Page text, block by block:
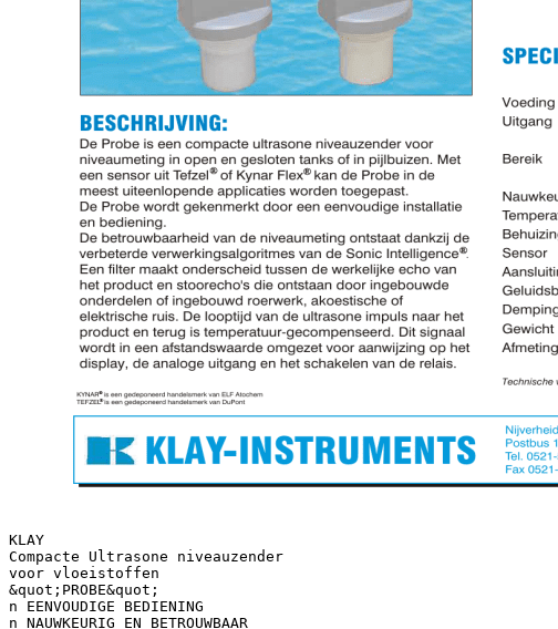
KLAY
Compacte Ultrasone niveauzender
voor vloeistoffen
&quot;PROBE&quot;
n EENVOUDIGE BEDIENING
n NAUWKEURIG EN BETROUWBAAR